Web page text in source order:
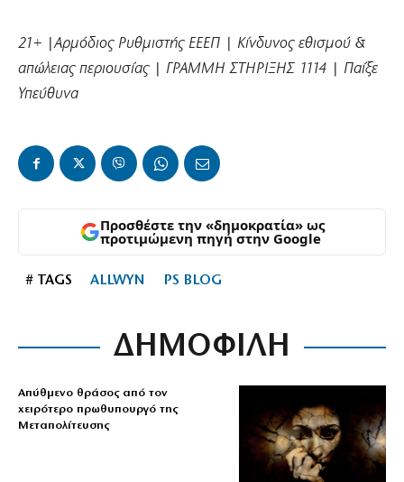
21+ |Αρμόδιος Ρυθμιστής ΕΕΕΠ | Κίνδυνος εθισμού &
απώλειας περιουσίας | ΓΡΑΜΜΗ ΣΤΗΡΙΞΗΣ 1114 | Παίξε
Υπεύθυνα
Προσθέστε την «δημοκρατία» ως
προτιμώμενη πηγή στην Google
# TAGS ALLWYN PS BLOG
ΔΗΜΟΦΙΛΗ
Απύθμενο θράσος από τον
χειρότερο πρωθυπουργό της
Μεταπολίτευσης